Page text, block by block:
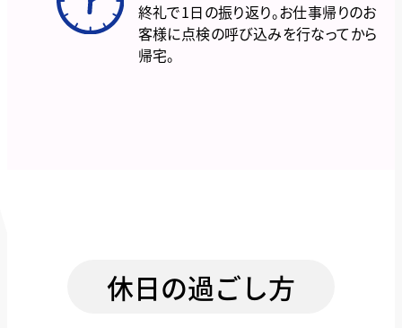
終礼で1日の振り返り。お仕事帰りのお
客様に点検の呼び込みを行なってから
帰宅。
休日の過ごし方